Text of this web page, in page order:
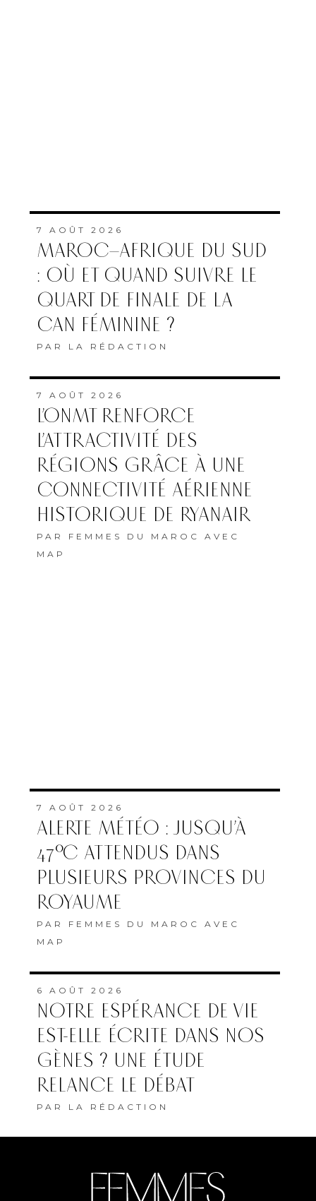
7 AOÛT 2026
MAROC–AFRIQUE DU SUD
: OÙ ET QUAND SUIVRE LE
QUART DE FINALE DE LA
CAN FÉMININE ?
PAR LA RÉDACTION
7 AOÛT 2026
L’ONMT RENFORCE
L’ATTRACTIVITÉ DES
RÉGIONS GRÂCE À UNE
CONNECTIVITÉ AÉRIENNE
HISTORIQUE DE RYANAIR
PAR FEMMES DU MAROC AVEC
MAP
7 AOÛT 2026
ALERTE MÉTÉO : JUSQU’À
47°C ATTENDUS DANS
PLUSIEURS PROVINCES DU
ROYAUME
PAR FEMMES DU MAROC AVEC
MAP
6 AOÛT 2026
NOTRE ESPÉRANCE DE VIE
EST-ELLE ÉCRITE DANS NOS
GÈNES ? UNE ÉTUDE
RELANCE LE DÉBAT
PAR LA RÉDACTION